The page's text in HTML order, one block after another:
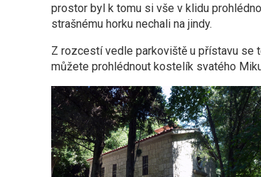
prostor byl k tomu si vše v klidu
strašnému horku nechali na jindy.
Z rozcestí vedle parkoviště u přístavu se
můžete prohlédnout kostelík svatého